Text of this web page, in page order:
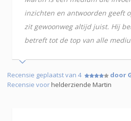
inzichten en antwoorden geeft
zit gewoonweg altijd juist. Hij
betreft tot de top van alle
Recensie geplaatst van 4 door
Recensie voorhelderziende Martin